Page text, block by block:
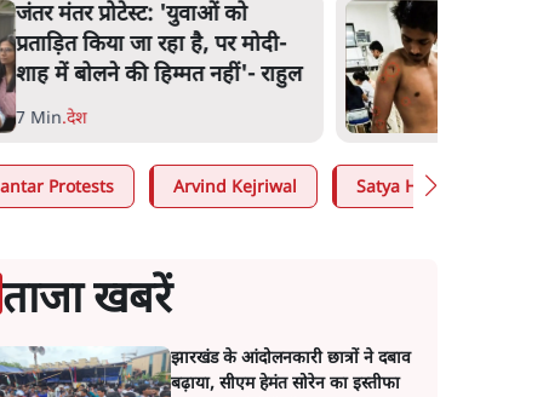
पेंटर प्रशांत की दर्दनाक दास्तान- जंतर
मंतर पर पैलेट गन से 5 नहीं, 6 लोग
घायल हुए
6 Min.देश
Protests Arvind Kejriwal Satya Hindi
ताजा खबरें
झारखंड के आंदोलनकारी छात्रों ने दबाव
बढ़ाया, सीएम हेमंत सोरेन का इस्तीफा